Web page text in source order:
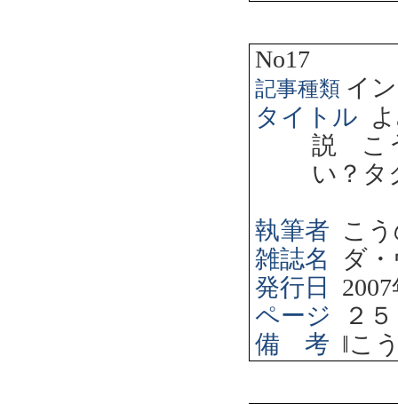
No17
記事種類 イ
タイトル
説 こ
い？タ
執筆者 こ
雑誌名
ダ
発行日
2007
ページ
２５
備 考 ‖こ